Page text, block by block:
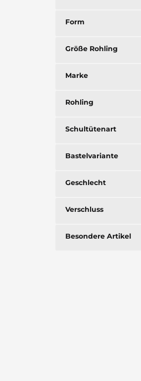
Form
Größe Rohling
Marke
Rohling
Schultütenart
Bastelvariante
Geschlecht
Verschluss
Besondere Artikel